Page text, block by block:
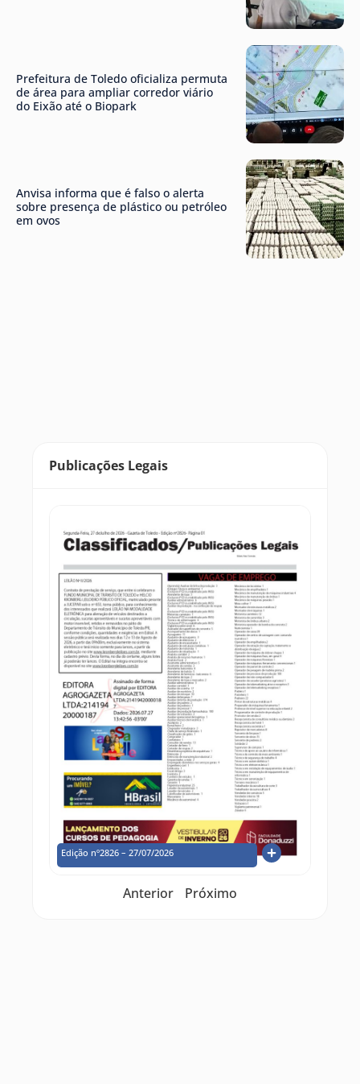
Prefeitura de Toledo oficializa permuta
de área para ampliar corredor viário
do Eixão até o Biopark
Anvisa informa que é falso o alerta
sobre presença de plástico ou petróleo
em ovos
Publicações Legais
Edição nº2826 – 27/07/2026
Anterior Próximo